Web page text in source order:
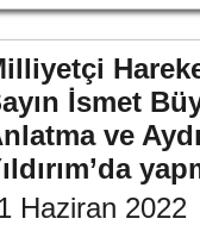
İsmet
ve
Haziran 2022